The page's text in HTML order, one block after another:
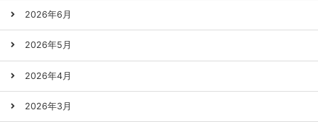
2026年6月
2026年5月
2026年4月
2026年3月